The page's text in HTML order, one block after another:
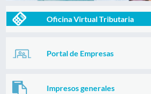
Oficina Virtual Tributaria
Portal de Empresas
Impresos generales